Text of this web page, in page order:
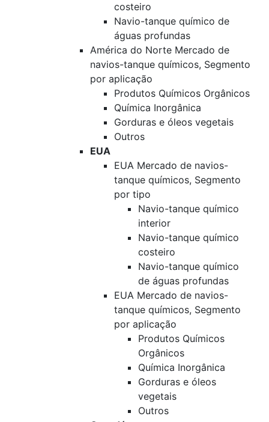
costeiro
Navio-tanque químico de
águas profundas
América do Norte Mercado de
navios-tanque químicos, Segmento
por aplicação
Produtos Químicos Orgânicos
Química Inorgânica
Gorduras e óleos vegetais
Outros
EUA
EUA Mercado de navios-
tanque químicos, Segmento
por tipo
Navio-tanque químico
interior
Navio-tanque químico
costeiro
Navio-tanque químico
de águas profundas
EUA Mercado de navios-
tanque químicos, Segmento
por aplicação
Produtos Químicos
Orgânicos
Química Inorgânica
Gorduras e óleos
vegetais
Outros